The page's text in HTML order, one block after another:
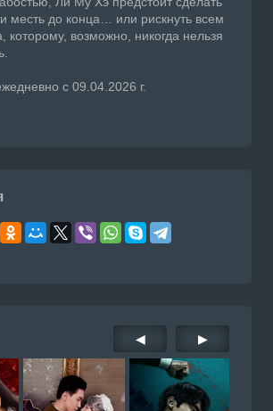
месть до конца… или рискнуть всем
которому, возможно, никогда нельзя
с 09.04.2026 г.
◀ ▶